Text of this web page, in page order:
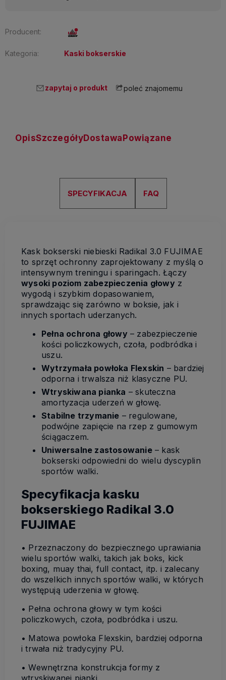
Producent:
Kategoria: Kaski bokserskie
zapytaj o produkt poleć znajomemu
OpisSzczegółyDostawa Powiązane
SPECYFIKACJA FAQ
Kask bokserski niebieski Radikal 3.0 FUJIMAE
to sprzęt ochronny zaprojektowany z myślą o
intensywnym treningu i sparingach. Łączy
wysoki poziom zabezpieczenia głowyz
wygodą i szybkim dopasowaniem,
sprawdzając się zarówno w boksie, jak i
innych sportach uderzanych.
Pełna ochrona głowy– zabezpieczenie
kości policzkowych, czoła, podbródka i
uszu.
Wytrzymała powłoka Flexskin – bardziej
odporna i trwalsza niż klasyczne PU.
Wtryskiwana pianka – skuteczna
amortyzacja uderzeń w głowę.
Stabilne trzymanie – regulowane,
podwójne zapięcie na rzep z gumowym
ściągaczem.
Uniwersalne zastosowanie– kask
bokserski odpowiedni do wielu dyscyplin
sportów walki.
Specyfikacja kasku
bokserskiego Radikal 3.0
FUJIMAE
• Przeznaczony do bezpiecznego uprawiania
wielu sportów walki, takich jak boks, kick
boxing, muay thai, full contact, itp. i zalecany
do wszelkich innych sportów walki, w których
występują uderzenia w głowę.
• Pełna ochrona głowy w tym kości
policzkowych, czoła, podbródka i uszu.
• Matowa powłoka Flexskin, bardziej odporna
i trwała niż tradycyjny PU.
• Wewnętrzna konstrukcja formy z
wtryskiwanej pianki.